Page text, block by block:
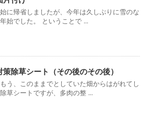
に帰省しましたが、今年は久しぶりに雪のな
始でした。 ということで ...
策除草シート（その後のその後）
う、このままでとしていた畑からはがれてし
草シートですが、多肉の整 ...